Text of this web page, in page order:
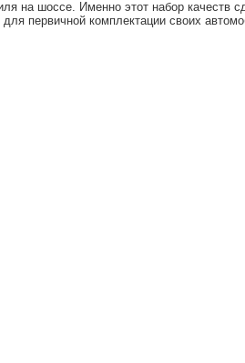
на шоссе. Именно этот набор качеств
первичной комплектации своих